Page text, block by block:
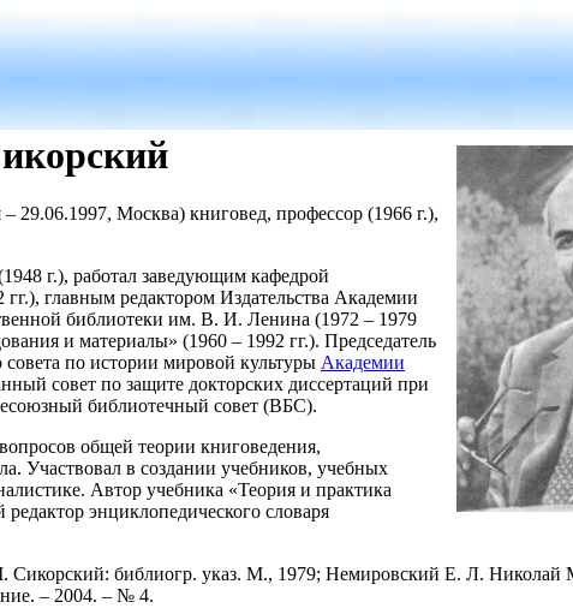
29.06.1997, Москва) книговед, профессор (1966 г.),
г.), работал заведующим кафедрой
главным редактором Издательства Академии
библиотеки им. В. И. Ленина (1972 – 1979
и материалы» (1960 – 1992 гг.). Председатель
по истории мировой культуры Академии
совет по защите докторских диссертаций при
библиотечный совет (ВБС).
общей теории книговедения,
Участвовал в создании учебников, учебных
Автор учебника «Теория и практика
энциклопедического словаря
библиогр. указ. М., 1979; Немировский Е. Л. Николай
– 2004. – № 4.